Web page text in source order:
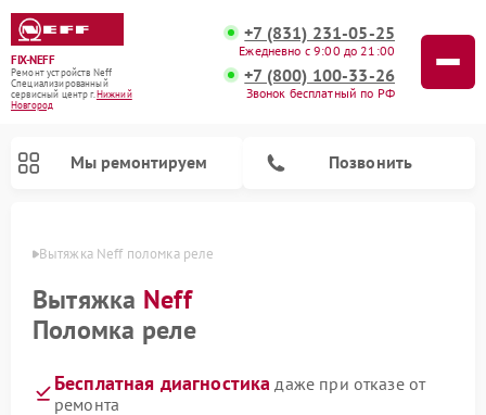
FIX-NEFF
Ремонт устройств Neff
Специализированный
cервисный центр г.Нижний
Новгород
+7 (831) 231-05-25
Ежедневно с 9:00 до 21:00
+7 (800) 100-33-26
Звонок бесплатный по РФ
Мы ремонтируем Позвонить
Вытяжка Neff поломка реле
Вытяжка Neff
Поломка реле
Бесплатная диагностика даже при отказе от
ремонта